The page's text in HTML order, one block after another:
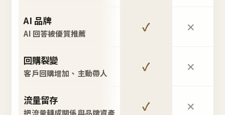
AI 品牌
AI 回答被優質推薦 ✓ ✕
回購裂變
客戶回購增加、主動帶人 ✓ ✕
流量留存
把流量轉成關係與品牌資產 ✓ ✕